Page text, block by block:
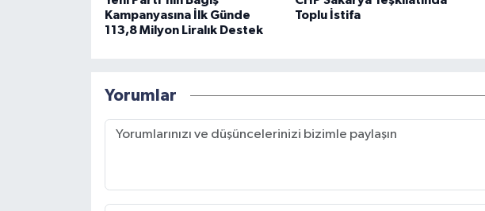
Kampanyasına İlk Günde
113,8 Milyon Liralık Destek
Toplu İstifa
Yorumlar